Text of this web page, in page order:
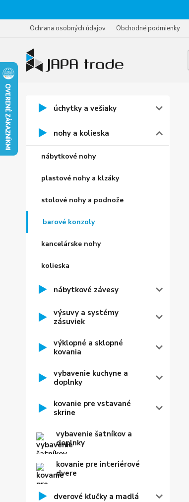
Ochrana osobných údajov Obchodné podmienky
úchytky a vešiaky
nohy a kolieska
nábytkové nohy
plastové nohy a klzáky
stolové nohy a podnože
barové konzoly
kancelárske nohy
kolieska
nábytkové závesy
výsuvy a systémy
zásuviek
výklopné a sklopné
kovania
vybavenie kuchyne a
doplnky
kovanie pre vstavané
skrine
vybavenie šatníkov a
doplnky
kovanie pre interiérové
dvere
dverové kľučky a madlá